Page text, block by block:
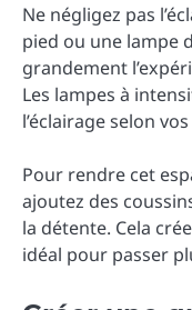
Ne négligez pas
pied ou une lampe
grandement
Les lampes à
l’éclairage selon
Pour rendre cet
ajoutez des
la détente. Cela
idéal pour passer